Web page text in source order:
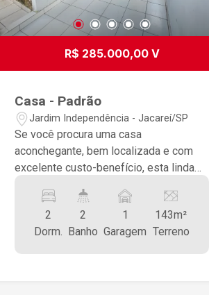
R$ 285.000,00 V
Casa - Padrão
Jardim Independência - Jacareí/SP
Se você procura uma casa
aconchegante, bem localizada e com
excelente custo-benefício, esta linda
Jacareí/SP, é perfeita para você! ?
Características do Imóvel: 130m² de
área construída 2 dormitórios
2
Dorm.
2
Banho
1
Garagem
143m²
Terreno